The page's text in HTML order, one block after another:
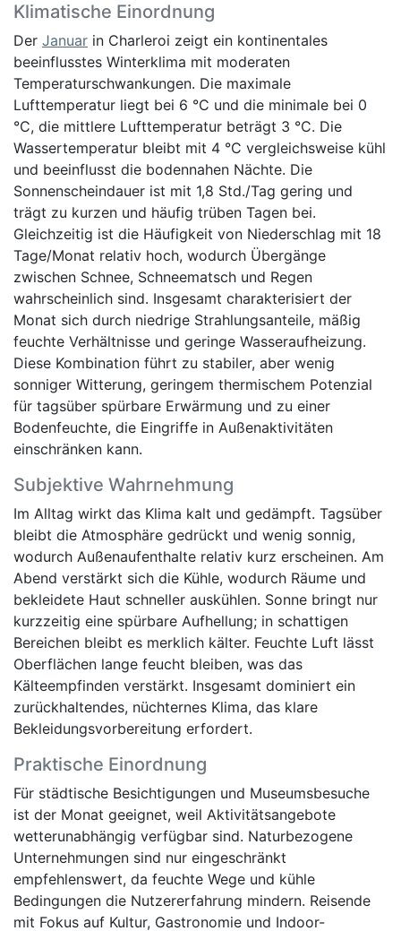
Klimatische Einordnung
Der Januar in Charleroi zeigt ein kontinentales
beeinflusstes Winterklima mit moderaten
Temperaturschwankungen. Die maximale
Lufttemperatur liegt bei 6 °C und die minimale bei 0
°C, die mittlere Lufttemperatur beträgt 3 °C. Die
Wassertemperatur bleibt mit 4 °C vergleichsweise kühl
und beeinflusst die bodennahen Nächte. Die
Sonnenscheindauer ist mit 1,8 Std./Tag gering und
trägt zu kurzen und häufig trüben Tagen bei.
Gleichzeitig ist die Häufigkeit von Niederschlag mit 18
Tage/Monat relativ hoch, wodurch Übergänge
zwischen Schnee, Schneematsch und Regen
wahrscheinlich sind. Insgesamt charakterisiert der
Monat sich durch niedrige Strahlungsanteile, mäßig
feuchte Verhältnisse und geringe Wasseraufheizung.
Diese Kombination führt zu stabiler, aber wenig
sonniger Witterung, geringem thermischem Potenzial
für tagsüber spürbare Erwärmung und zu einer
Bodenfeuchte, die Eingriffe in Außenaktivitäten
einschränken kann.
Subjektive Wahrnehmung
Im Alltag wirkt das Klima kalt und gedämpft. Tagsüber
bleibt die Atmosphäre gedrückt und wenig sonnig,
wodurch Außenaufenthalte relativ kurz erscheinen. Am
Abend verstärkt sich die Kühle, wodurch Räume und
bekleidete Haut schneller auskühlen. Sonne bringt nur
kurzzeitig eine spürbare Aufhellung; in schattigen
Bereichen bleibt es merklich kälter. Feuchte Luft lässt
Oberflächen lange feucht bleiben, was das
Kälteempfinden verstärkt. Insgesamt dominiert ein
zurückhaltendes, nüchternes Klima, das klare
Bekleidungsvorbereitung erfordert.
Praktische Einordnung
Für städtische Besichtigungen und Museumsbesuche
ist der Monat geeignet, weil Aktivitätsangebote
wetterunabhängig verfügbar sind. Naturbezogene
Unternehmungen sind nur eingeschränkt
empfehlenswert, da feuchte Wege und kühle
Bedingungen die Nutzererfahrung mindern. Reisende
mit Fokus auf Kultur, Gastronomie und Indoor-